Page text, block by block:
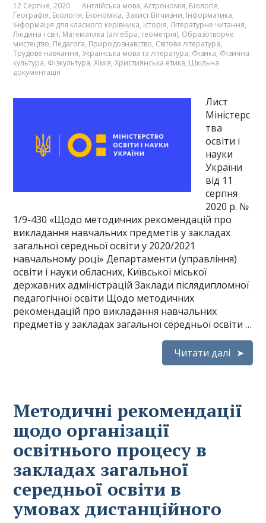
12 Серпня, 2020 Англійська мова,Астрономія, Біологія,
Географія, Екологія, Економіка, Захист Вітчизни, Інформатика,
Інформація для класного керівника, Історія,Літературне читання,
Людина і світ, Математика (алгебра, геометрія), Образотворче
мистецтво, Педагога, Природознавство, Світова література,
Трудове навчання, Українська мова та література, Фізика, Фізична
культура, Фізкультура,Хімія,Християнська етика, Шкільна
документація
Лист
Міністерс
тва
освіти і
науки
України
від 11
серпня
2020 р. №
1/9-430 «Щодо методичних рекомендацій про
викладання навчальних предметів у закладах
загальної середньої освіти у 2020/2021
навчальному році» Департаменти (управління)
освіти і науки обласних, Київської міської
державних адміністрацій Заклади післядипломної
педагогічної освіти Щодо методичних
рекомендацій про викладання навчальних
предметів у закладах загальної середньої освіти …
Читати далі
Методичні рекомендації
щодо організації
освітнього процесу в
закладах загальної
середньої освіти в
умовах дистанційного